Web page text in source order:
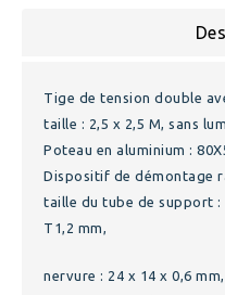
Tige de tension double
taille : 2,5 x 2,5 M, sans
Poteau en aluminium :
Dispositif de démontage
taille du tube de support :
T1,2 mm,
nervure : 24 x 14 x 0,6